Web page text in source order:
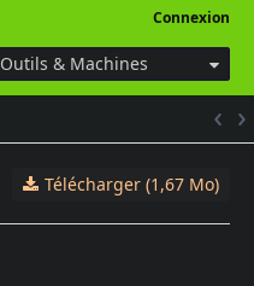
Connexion
Outils & Machines
Télécharger (1,67 Mo)